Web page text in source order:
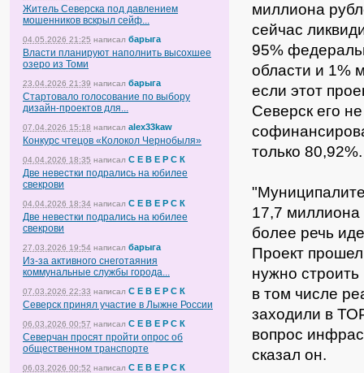
Житель Северска под давлением
мошенников вскрыл сейф...
04.05.2026 21:25 написал барыга
Власти планируют наполнить высохшее
озеро из Томи
23.04.2026 21:39 написал барыга
Стартовало голосование по выбору
дизайн-проектов для...
07.04.2026 15:18 написал alex33kaw
Конкурс чтецов «Колокол Чернобыля»
04.04.2026 18:35 написал С Е В Е Р С К
Две невестки подрались на юбилее
свекрови
04.04.2026 18:34 написал С Е В Е Р С К
Две невестки подрались на юбилее
свекрови
27.03.2026 19:54 написал барыга
Из-за активного снеготаяния
коммунальные службы города...
07.03.2026 22:33 написал С Е В Е Р С К
Северск принял участие в Лыжне России
06.03.2026 00:57 написал С Е В Е Р С К
Северчан просят пройти опрос об
общественном транспорте
06.03.2026 00:52 написал С Е В Е Р С К
миллиона
сейчас
95%
области и 1%
если этот
Северск его
только 80,92%.
17,7 миллиона
более речь
Проект прошел
нужно строить
в том числе
заходили в
вопрос
сказал он.